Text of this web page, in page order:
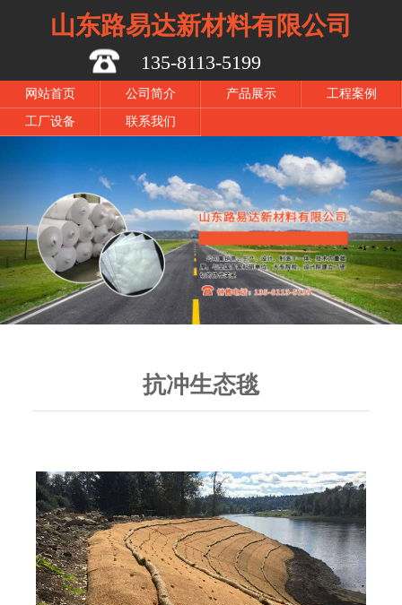
山东路易达新材料有限公司
135-8113-5199
网站首页 公司简介 产品展示 工程案例
工厂设备 联系我们
抗冲生态毯